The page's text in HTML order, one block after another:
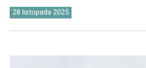
28 listopada 2025
Українська
Čeština